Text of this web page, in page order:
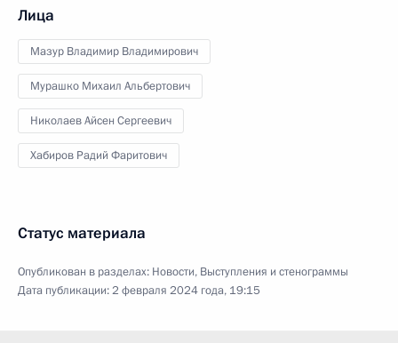
Лица
Мазур Владимир Владимирович
Мурашко Михаил Альбертович
Николаев Айсен Сергеевич
Хабиров Радий Фаритович
Статус материала
Опубликован в разделах: Новости, Выступления и стенограммы
Дата публикации:2 февраля 2024 года, 19:15